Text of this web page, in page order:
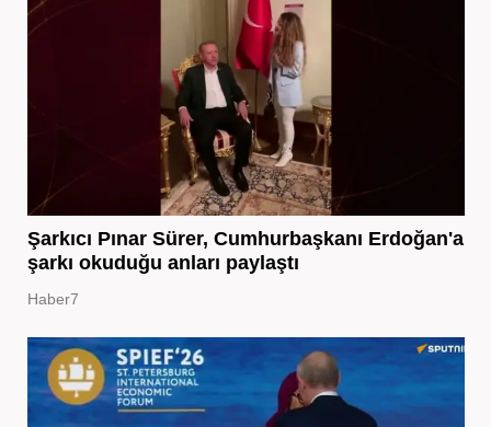
Şarkıcı Pınar Sürer, Cumhurbaşkanı Erdoğan'a
şarkı okuduğu anları paylaştı
Haber7